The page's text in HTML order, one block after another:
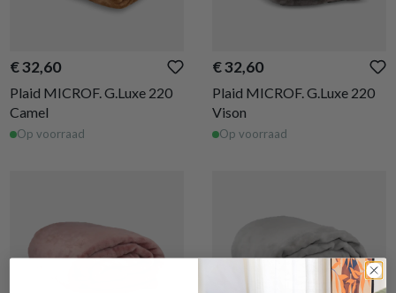
€ 32,60
Plaid MICROF. G.Luxe 220
Camel
Op voorraad
€ 32,60
Plaid MICROF. G.Luxe 220
Vison
Op voorraad